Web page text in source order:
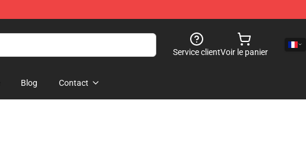
Service clientVoir le panier
Blog Contact